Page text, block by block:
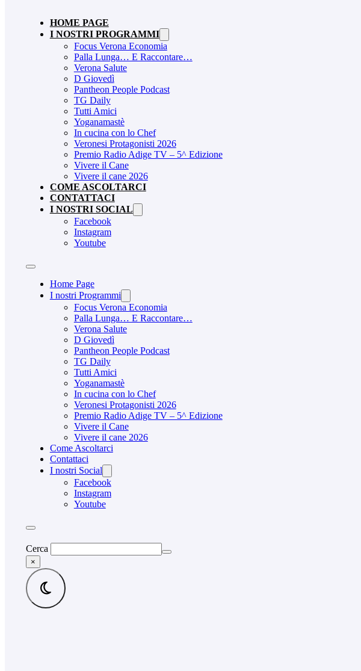
HOME PAGE
I NOSTRI PROGRAMMI
Focus Verona Economia
Palla Lunga… E Raccontare…
Verona Salute
D Giovedì
Pantheon People Podcast
TG Daily
Tutti Amici
Yoganamastè
In cucina con lo Chef
Veronesi Protagonisti 2026
Premio Radio Adige TV – 5^ Edizione
Vivere il Cane
Vivere il cane 2026
COME ASCOLTARCI
CONTATTACI
I NOSTRI SOCIAL
Facebook
Instagram
Youtube
Home Page
I nostri Programmi
Focus Verona Economia
Palla Lunga… E Raccontare…
Verona Salute
D Giovedì
Pantheon People Podcast
TG Daily
Tutti Amici
Yoganamastè
In cucina con lo Chef
Veronesi Protagonisti 2026
Premio Radio Adige TV – 5^ Edizione
Vivere il Cane
Vivere il cane 2026
Come Ascoltarci
Contattaci
I nostri Social
Facebook
Instagram
Youtube
Cerca
×